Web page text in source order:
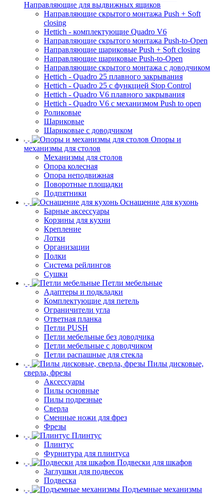
Направляющие для выдвижных ящиков
Направляющие скрытого монтажа Push + Soft
closing
Hettich - комплектующие Quadro V6
Направляющие скрытого монтажа Push-to-Open
Направляющие шариковые Push + Soft closing
Направляющие шариковые Push-to-Open
Направляющие скрытого монтажа с доводчиком
Hettich - Quadro 25 плавного закрывания
Hettich - Quadro 25 с функцией Stop Control
Hettich - Quadro V6 плавного закрывания
Hettich - Quadro V6 с механизмом Push to open
Роликовые
Шариковые
Шариковые с доводчиком
Опоры и
механизмы для столов
Механизмы для столов
Опора колесная
Опора неподвижная
Поворотные площадки
Подпятники
Оснащение для кухонь
Барные аксессуары
Корзины для кухни
Крепление
Лотки
Организации
Полки
Система рейлингов
Сушки
Петли мебельные
Адаптеры и подкладки
Комплектующие для петель
Ограничители угла
Ответная планка
Петли PUSH
Петли мебельные без доводчика
Петли мебельные с доводчиком
Петли распашные для стекла
Пилы дисковые,
сверла, фрезы
Аксессуары
Пилы основные
Пилы подрезные
Сверла
Сменные ножи для фрез
Фрезы
Плинтус
Плинтус
Фурнитура для плинтуса
Подвески для шкафов
Заглушки для подвесок
Подвеска
Подъемные механизмы